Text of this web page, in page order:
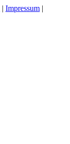
| Impressum |